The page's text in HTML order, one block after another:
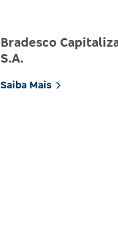
Bradesco
S.A.
Saiba Mais